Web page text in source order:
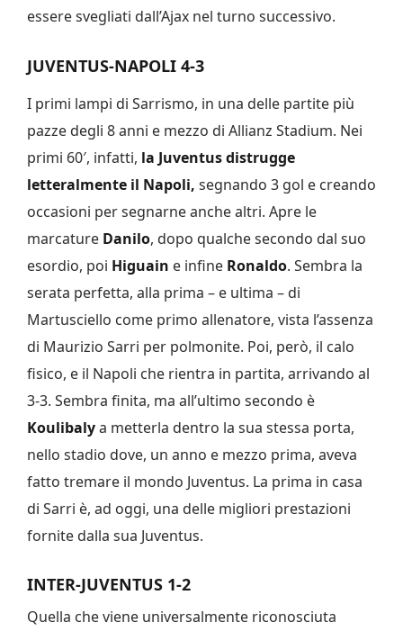
essere svegliati dall’Ajax nel turno successivo.
JUVENTUS-NAPOLI 4-3
I primi lampi di Sarrismo, in una delle partite più
pazze degli 8 anni e mezzo di Allianz Stadium. Nei
primi 60′, infatti, la Juventus distrugge
letteralmente il Napoli, segnando 3 gol e creando
occasioni per segnarne anche altri. Apre le
marcature Danilo, dopo qualche secondo dal suo
esordio, poi Higuain e infine Ronaldo. Sembra la
serata perfetta, alla prima – e ultima – di
Martusciello come primo allenatore, vista l’assenza
di Maurizio Sarri per polmonite. Poi, però, il calo
fisico, e il Napoli che rientra in partita, arrivando al
3-3. Sembra finita, ma all’ultimo secondo è
Koulibalya metterla dentro la sua stessa porta,
nello stadio dove, un anno e mezzo prima, aveva
fatto tremare il mondo Juventus. La prima in casa
di Sarri è, ad oggi, una delle migliori prestazioni
fornite dalla sua Juventus.
INTER-JUVENTUS 1-2
Quella che viene universalmente riconosciuta